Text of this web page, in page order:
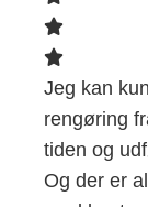
Jeg kan
rengøring
tiden og
Og der er